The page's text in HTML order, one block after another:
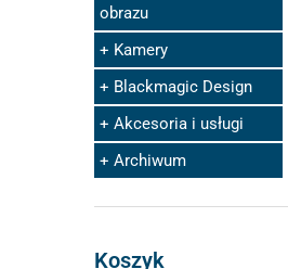
obrazu
Kamery
Blackmagic Design
Akcesoria i usługi
Archiwum
Koszyk